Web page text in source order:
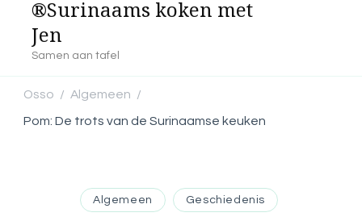
®Surinaams koken met
Jen
Samen aan tafel
Osso / Algemeen /
Pom: De trots van de Surinaamse keuken
Algemeen Geschiedenis